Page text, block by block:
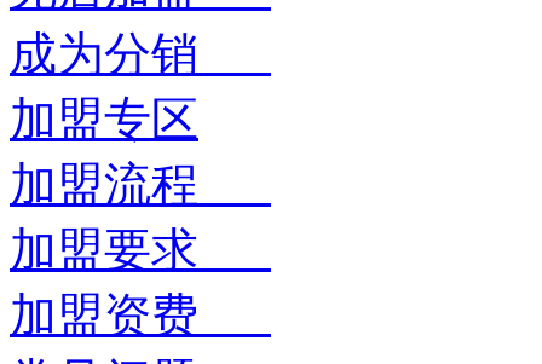
成为分销
加盟专区
加盟流程
加盟要求
加盟资费